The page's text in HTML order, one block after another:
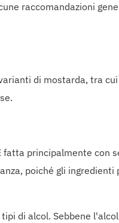
raccomandazioni
di mostarda, tra
principalmente con
poiché gli ingredienti
di alcol. Sebbene